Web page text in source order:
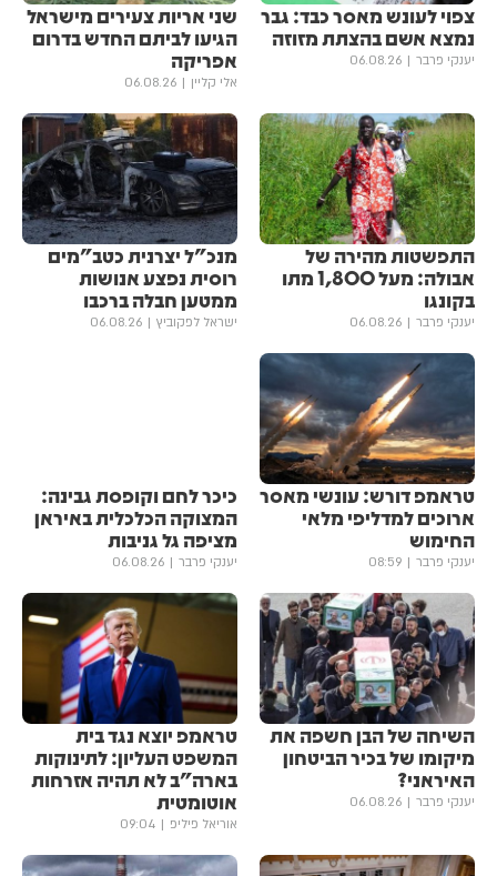
צפוי לעונש מאסר כבד: גבר
נמצא אשם בהצתת מזוזה
יענקי פרבר 06.08.26
שני אריות צעירים מישראל
הגיעו לביתם החדש בדרום
אפריקה
אלי קליין 06.08.26
התפשטות מהירה של
אבולה: מעל 1,800 מתו
בקונגו
יענקי פרבר 06.08.26
מנכ"ל יצרנית כטב"מים
רוסית נפצע אנושות
ממטען חבלה ברכבו
ישראל לפקוביץ 06.08.26
טראמפ דורש: עונשי מאסר
ארוכים למדליפי מלאי
החימוש
יענקי פרבר 08:59
כיכר לחם וקופסת גבינה:
המצוקה הכלכלית באיראן
מציפה גל גניבות
יענקי פרבר 06.08.26
השיחה של הבן חשפה את
מיקומו של בכיר הביטחון
האיראני?
יענקי פרבר 06.08.26
טראמפ יוצא נגד בית
המשפט העליון: לתינוקות
בארה"ב לא תהיה אזרחות
אוטומטית
אוריאל פיליפ 09:04